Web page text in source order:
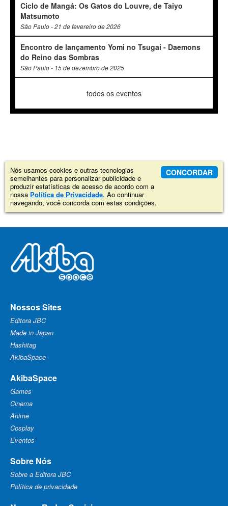
Ciclo de Mangá: Os Gatos do Louvre, de Taiyo
Matsumoto
São Paulo - 21 de fevereiro de 2026
Encontro de lançamento Yomi no Tsugai - Daemons
do Reino das Sombras
São Paulo - 15 de dezembro de 2025
todos os eventos
Nós usamos cookies e outras tecnologias
semelhantes para personalizar publicidade e
produzir estatísticas de acesso de acordo com a
nossa Política de Privacidade. Ao continuar
navegando, você concorda com estas condições.
CONCORDAR
Nossos Sites
Editora JBC
Made in Japan
Hashitag
AkibaSpace
AkibaSpace
Games
Cinema
Anime
Cosplay
Eventos
Sobre Nós
Sobre a Editora JBC
Política de privacidade